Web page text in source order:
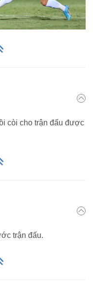
còi cho trận đấu được
trận đấu.